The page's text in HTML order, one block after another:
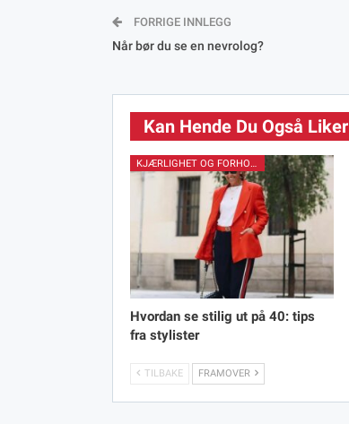
FORRIGE INNLEGG
Når bør du se en nevrolog?
Kan Hende Du Også Liker
KJÆRLIGHET OG FORHOLD
Hvordan se stilig ut på 40: tips
fra stylister
TILBAKE FRAMOVER